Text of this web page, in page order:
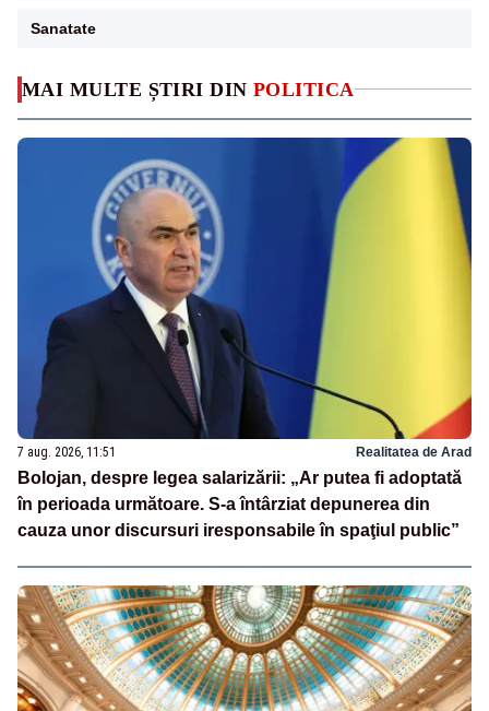
MAI MULTE ȘTIRI DIN POLITICA
7 aug. 2026, 11:51 Realitatea de Arad
Bolojan, despre legea salarizării: „Ar putea fi adoptată
în perioada următoare. S-a întârziat depunerea din
cauza unor discursuri iresponsabile în spaţiul public”
Sanatate